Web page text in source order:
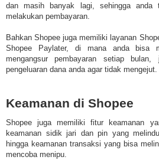
dan masih banyak lagi, sehingga anda
melakukan pembayaran.
Bahkan Shopee juga memiliki layanan
Shopee Paylater, di mana anda bisa
mengangsur pembayaran setiap
pengeluaran dana anda agar tidak mengejut.
Keamanan di Shopee
Shopee juga memiliki fitur keamanan
keamanan sidik jari dan pin yang
hingga keamanan transaksi yang bisa
mencoba menipu.